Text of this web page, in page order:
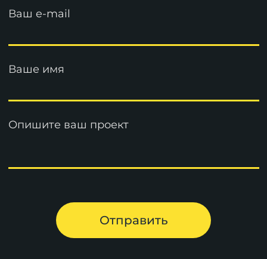
Ваш e-mail
Ваше имя
Опишите ваш проект